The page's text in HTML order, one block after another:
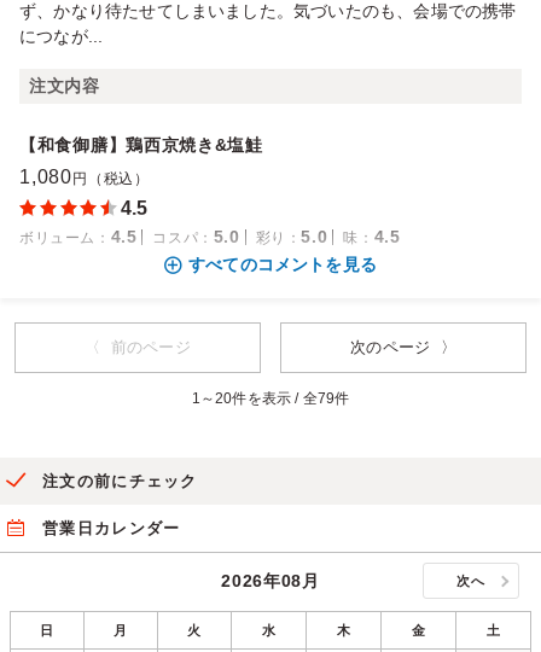
ず、かなり待たせてしまいました。気づいたのも、会場での携帯
につなが...
注文内容
【和食御膳】鶏西京焼き&塩鮭
1,080 円（税込）
4.5
ボリューム ： 4.5 コスパ ： 5.0 彩り ：5.0 味 ： 4.5
すべてのコメントを見る
〈 前のページ 次のページ 〉
1～20件を表示 / 全79件
注文の前にチェック
営業日カレンダー
2026年08月 次へ
日 月 火 水 木 金 土